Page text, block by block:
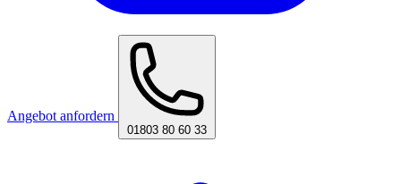
Angebot anfordern
01803 80 60 33